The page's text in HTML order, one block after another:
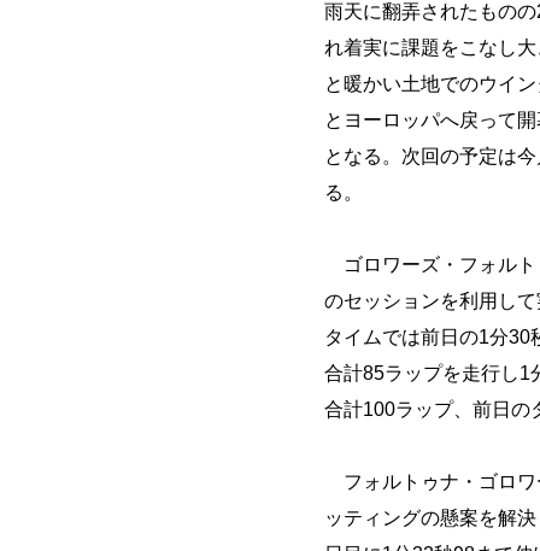
雨天に翻弄されたもの
れ着実に課題をこなし
と暖かい土地でのウイ
とヨーロッパへ戻って
となる。次回の予定は
る。
ゴロワーズ・フォルト
のセッションを利用し
タイムでは前日の1分30
合計85ラップを走行し1
合計100ラップ、前日の
フォルトゥナ・ゴロワ
ッティングの懸案を解